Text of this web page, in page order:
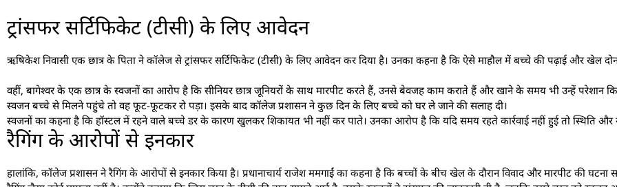
ट्रांसफर सर्टिफिकेट (टीसी) के लिए आवेदन
ऋषिकेश निवासी एक छात्र के पिता ने कॉलेज से ट्रांसफर सर्टिफिकेट (टीसी) के लिए आवेदन कर दिया है। उनका कहना है कि ऐसे माहौल में बच्चे की पढ़ाई और खेल दोनों
वहीं, बागेश्वर के एक छात्र के स्वजनों का आरोप है कि सीनियर छात्र जूनियरों के साथ मारपीट करते हैं, उनसे बेवजह काम कराते हैं और खाने के समय भी उन्हें परेशान
स्वजन बच्चे से मिलने पहुंचे तो वह फूट-फूटकर रो पड़ा। इसके बाद कॉलेज प्रशासन ने कुछ दिन के लिए बच्चे को घर ले जाने की सलाह दी।
स्वजनों का कहना है कि हॉस्टल में रहने वाले बच्चे डर के कारण खुलकर शिकायत भी नहीं कर पाते। उनका आरोप है कि यदि समय रहते कार्रवाई नहीं हुई तो स्थिति और
रैगिंग के आरोपों से इनकार
हालांकि, कॉलेज प्रशासन ने रैगिंग के आरोपों से इनकार किया है। प्रधानाचार्य राजेश ममगाईं का कहना है कि बच्चों के बीच खेल के दौरान विवाद और मारपीट की